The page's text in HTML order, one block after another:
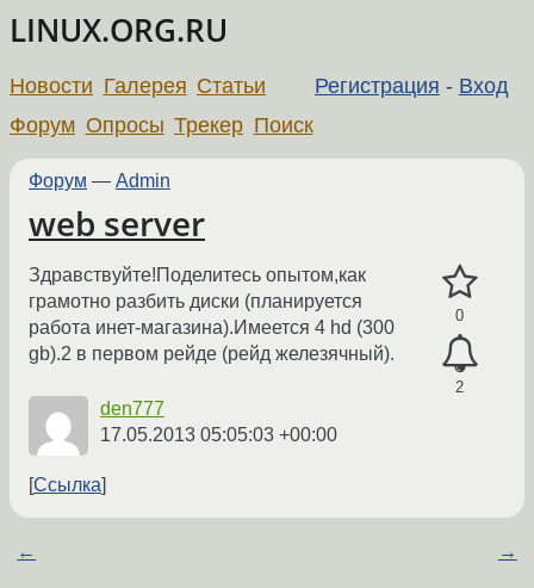
LINUX.ORG.RU
Регистрация - Вход
Новости Галерея Статьи
Форум Опросы Трекер Поиск
Форум — Admin
web server
0
2
Здравствуйте!Поделитесь опытом,как
грамотно разбить диски (планируется
работа инет-магазина).Имеется 4 hd (300
gb).2 в первом рейде (рейд железячный).
den777
17.05.2013 05:05:03 +00:00
Ссылка
← →